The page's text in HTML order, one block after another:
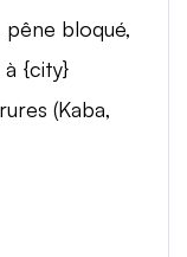
bloqué,
{city}
(Kaba,